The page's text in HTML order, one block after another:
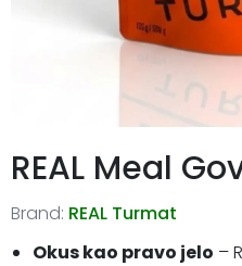
REAL Meal
Brand: REAL Turmat
Okus kao pravo jelo –